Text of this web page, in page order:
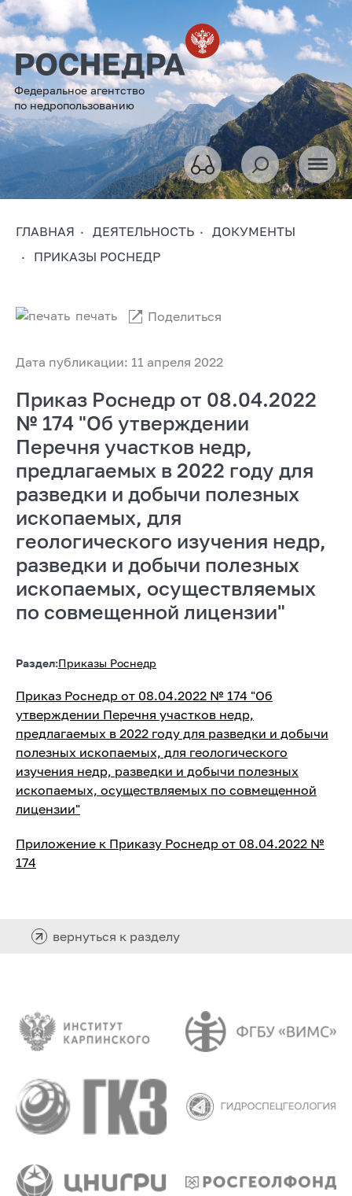
Федеральное агентство
по недропользованию
ГЛАВНАЯ ДЕЯТЕЛЬНОСТЬ
ДОКУМЕНТЫ
ПРИКАЗЫ РОСНЕДР
Дата публикации: 11 апреля 2022
печать Поделиться
Приказ Роснедр от 08.04.2022
№ 174 "Об утверждении
Перечня участков недр,
предлагаемых в 2022 году для
разведки и добычи полезных
ископаемых, для
геологического изучения недр,
разведки и добычи полезных
ископаемых, осуществляемых
по совмещенной лицензии"
Раздел:Приказы Роснедр
Приказ Роснедр от 08.04.2022 № 174 "Об
утверждении Перечня участков недр,
предлагаемых в 2022 году для разведки и добычи
полезных ископаемых, для геологического
изучения недр, разведки и добычи полезных
ископаемых, осуществляемых по совмещенной
лицензии"
Приложение к Приказу Роснедр от 08.04.2022 №
174
вернуться к разделу